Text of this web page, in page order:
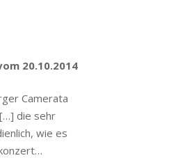
20.10.2014
Camerata
die sehr
wie es